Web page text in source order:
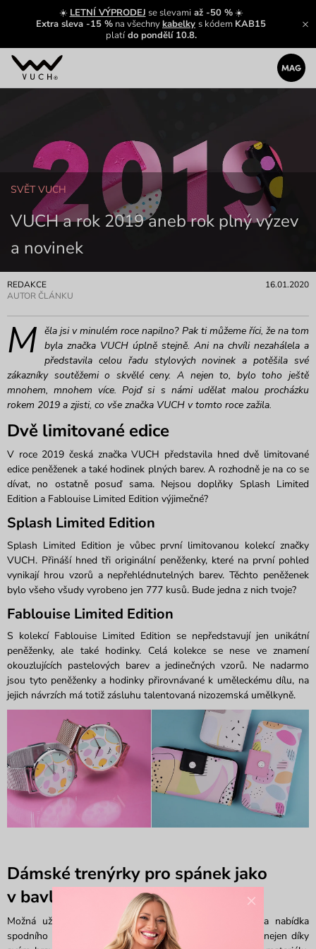
☀️ LETNÍ VÝPRODEJ se slevamiaž -50 %☀️
Extra sleva -15 % na všechnykabelky s kódem KAB15
platído pondělí 10.8.
SVĚT VUCH
VUCH a rok 2019 aneb rok plný výzev
a novinek
16.01.2020
REDAKCE
AUTOR ČLÁNKU
M ěla jsi v minulém roce napilno? Pak ti můžeme říci, že na tom
byla značka VUCH úplně stejně. Ani na chvíli nezahálela a
představila celou řadu stylových novinek a potěšila své
zákazníky soutěžemi o skvělé ceny. A nejen to, bylo toho ještě
mnohem, mnohem více. Pojď si s námi udělat malou procházku
rokem 2019 a zjisti, co vše značka VUCH v tomto roce zažila.
Dvě limitované edice
V roce 2019 česká značka VUCH představila hned dvě limitované
edice peněženek a také hodinek plných barev. A rozhodně je na co se
dívat, no ostatně posuď sama. Nejsou doplňky Splash Limited
Edition a Fablouise Limited Edition výjimečné?
Splash Limited Edition
Splash Limited Edition je vůbec první limitovanou kolekcí značky
VUCH. Přináší hned tři originální peněženky, které na první pohled
vynikají hrou vzorů a nepřehlédnutelných barev. Těchto peněženek
bylo všeho všudy vyrobeno jen 777 kusů. Bude jedna z nich tvoje?
Fablouise Limited Edition
S kolekcí Fablouise Limited Edition se nepředstavují jen unikátní
peněženky, ale také hodinky. Celá kolekce se nese ve znamení
okouzlujících pastelových barev a jedinečných vzorů. Ne nadarmo
jsou tyto peněženky a hodinky přirovnávané k uměleckému dílu, na
jejich návrzích má totiž zásluhu talentovaná nizozemská umělkyně.
Dámské trenýrky pro spánek jako
v bavlnce
Možná už sis taky všimla, že se v roce 2019 rozšířila nabídka
spodního prádla o dámské trenýrky, které jsou oblíbené nejen díky
×